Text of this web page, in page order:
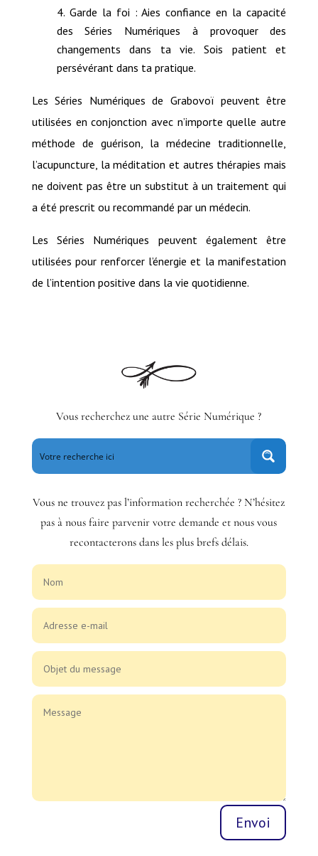
Garde la foi : Aies confiance en la capacité
des Séries Numériques à provoquer des
changements dans ta vie. Sois patient et
persévérant dans ta pratique.
Les Séries Numériques de Grabovoï peuvent être
utilisées en conjonction avec n’importe quelle autre
méthode de guérison, la médecine traditionnelle,
l’acupuncture, la méditation et autres thérapies mais
ne doivent pas être un substitut à un traitement qui
a été prescrit ou recommandé par un médecin.
Les Séries Numériques peuvent également être
utilisées pour renforcer l’énergie et la manifestation
de l’intention positive dans la vie quotidienne.
Vous recherchez une autre Série Numérique ?
Vous ne trouvez pas l’information recherchée ? N’hésitez
pas à nous faire parvenir votre demande et nous vous
recontacterons dans les plus brefs délais.
Envoi